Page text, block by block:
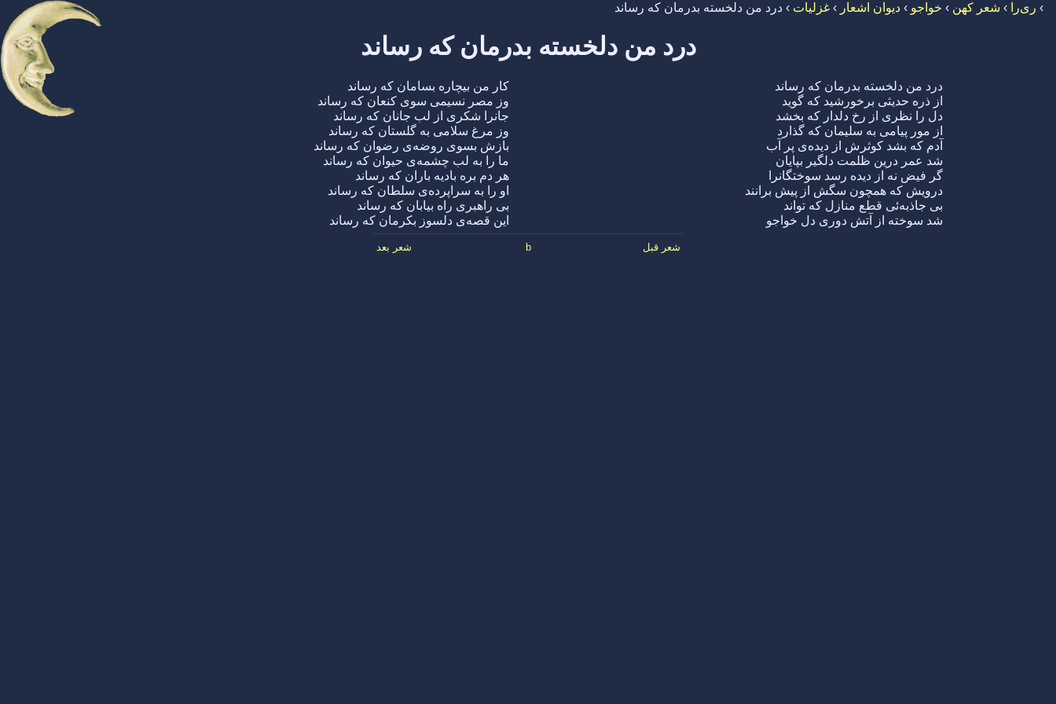
› ری‌را › شعر کهن › خواجو › دیوان اشعار › غزلیات › درد من دلخسته بدرمان که رساند
درد من دلخسته بدرمان که رساند
درد من دلخسته بدرمان که رساند
کار من بیچاره بسامان که رساند
از ذره حدیثی برخورشید که گوید
وز مصر نسیمی سوی کنعان که رساند
دل را نظری از رخ دلدار که بخشد
جانرا شکری از لب جانان که رساند
از مور پیامی به سلیمان که گذارد
وز مرغ سلامی به گلستان که رساند
آدم که بشد کوثرش از دیده‌ی پر آب
بازش بسوی روضه‌ی رضوان که رساند
شد عمر درین ظلمت دلگیر بپایان
ما را به لب چشمه‌ی حیوان که رساند
گر فیض نه از دیده رسد سوختگانرا
هر دم بره بادیه باران که رساند
درویش که همچون سگش از پیش برانند
او را به سراپرده‌ی سلطان که رساند
بی جاذبه‌ئی قطع منازل که تواند
بی راهبری راه بیابان که رساند
شد سوخته از آتش دوری دل خواجو
این قصه‌ی دلسوز بکرمان که رساند
شعر قبل b شعر بعد